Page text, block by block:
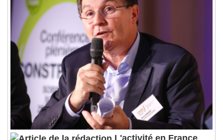
1x
Playback Rate
Chapters
Chapters
Descriptions
descriptions off, selected
Subtitles
subtitles settings, opens subtitles
settings dialog
subtitles off, selected
Audio Track